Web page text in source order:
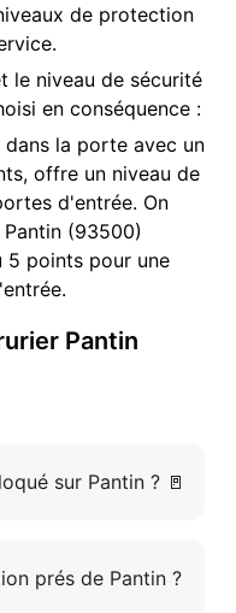
de protection
le niveau de sécurité
en conséquence :
dans la porte avec un
offre un niveau de
d'entrée. On
(93500)
5 points pour une
Pantin
sur Pantin ? 🚪
prés de Pantin ?